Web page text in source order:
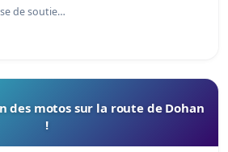
de soutie…
des motos sur la route de Dohan
!